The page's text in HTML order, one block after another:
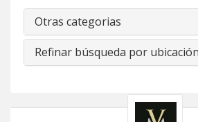
Otras categorias
Refinar búsqueda por ubicación